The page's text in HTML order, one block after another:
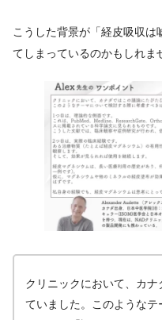
こうした背景が「経皮吸収は
てしまっているのかもしれま
クリニックにおいて、カ
ていました。このような